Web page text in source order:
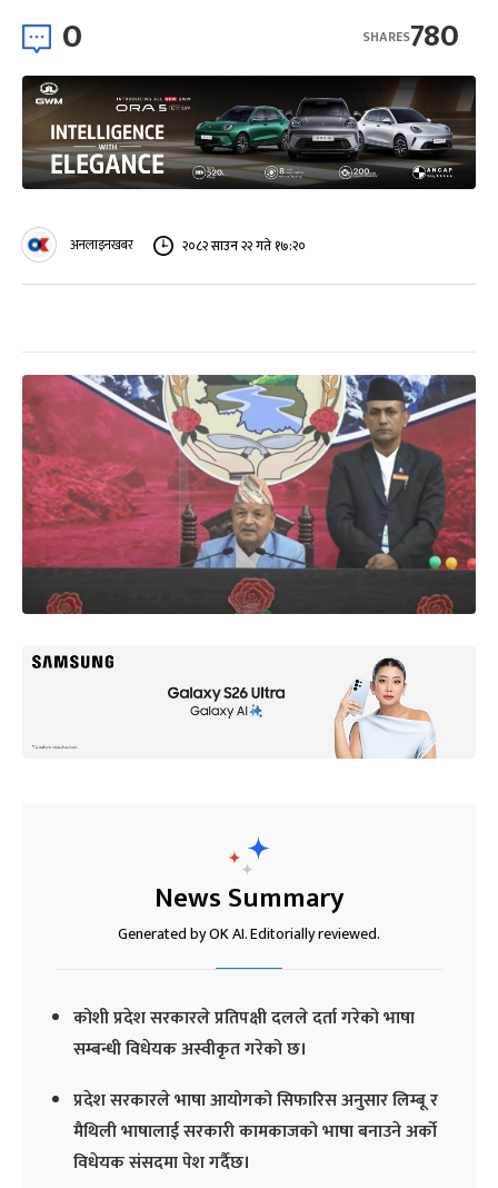
0 780
SHARES
अनलाइनखबर २०८२ साउन २२ गते १७:२०
News Summary
Generated by OK AI. Editorially reviewed.
कोशी प्रदेश सरकारले प्रतिपक्षी दलले दर्ता गरेको भाषा
सम्बन्धी विधेयक अस्वीकृत गरेको छ।
प्रदेश सरकारले भाषा आयोगको सिफारिस अनुसार लिम्बू र
मैथिली भाषालाई सरकारी कामकाजको भाषा बनाउने अर्को
विधेयक संसदमा पेश गर्दैछ।